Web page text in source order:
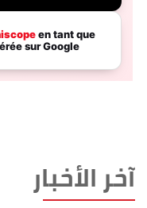
آخر الأخبار